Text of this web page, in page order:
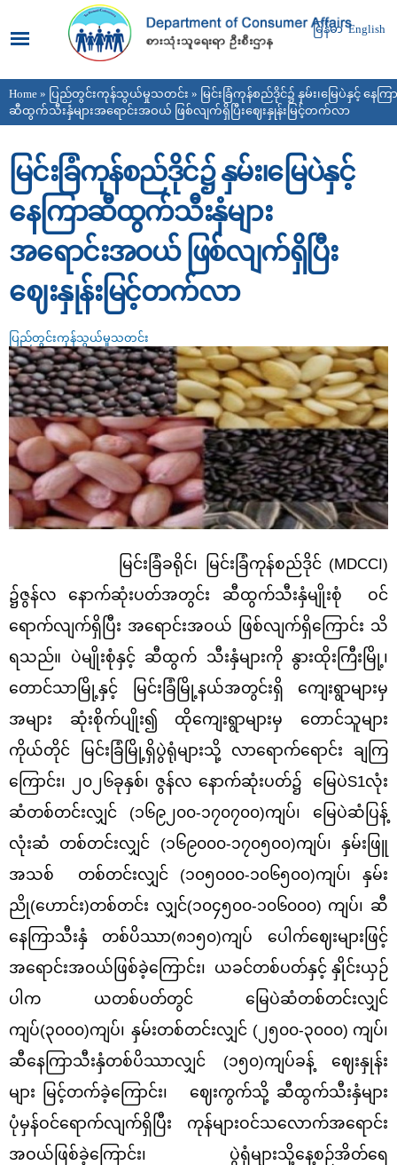
main
content
မြန်မာ English
You are here
Home » ပြည်တွင်းကုန်သွယ်မှုသတင်း » မြင်းခြံကုန်စည်ဒိုင်၌ နှမ်း၊မြေပဲနှင့် နေကြာ
ဆီထွက်သီးနှံများအရောင်းအဝယ် ဖြစ်လျက်ရှိပြီးဈေးနှုန်းမြင့်တက်လာ
မြင်းခြံကုန်စည်ဒိုင်၌ နှမ်း၊မြေပဲနှင့်
နေကြာဆီထွက်သီးနှံများ
အရောင်းအဝယ် ဖြစ်လျက်ရှိပြီး
ဈေးနှုန်းမြင့်တက်လာ
ပြည်တွင်းကုန်သွယ်မှုသတင်း
မြင်းခြံခရိုင်၊ မြင်းခြံကုန်စည်ဒိုင် (MDCCI)
၌ဇွန်လ
နောက်ဆုံးပတ်အတွင်း ဆီထွက်သီးနှံမျိုးစုံ ဝင်
ရောက်လျက်ရှိပြီး အရောင်းအဝယ် ဖြစ်လျက်ရှိကြောင်း သိ
ရသည်။ ပဲမျိုးစုံနှင့် ဆီထွက် သီးနှံများကို နွားထိုးကြီးမြို့၊
တောင်သာမြို့နှင့် မြင်းခြံမြို့နယ်အတွင်းရှိ ကျေးရွာများမှ
အများ ဆုံးစိုက်ပျိုး၍ ထိုကျေးရွာများမှ တောင်သူများ
ကိုယ်တိုင် မြင်းခြံမြို့ရှိပွဲရုံများသို့ လာရောက်ရောင်း ချကြ
ကြောင်း၊ ၂၀၂၆ခုနှစ်၊ ‌ဇွန်လ နောက်ဆုံးပတ်၌
မြေပဲS1လုံး
ဆံတစ်တင်းလျှင် (၁၆၉၂၀၀-၁၇၀၇၀၀)ကျပ်၊ မြေပဲဆံပြန့်
လုံးဆံ တစ်တင်းလျှင် (၁၆၉၀၀၀-၁၇၀၅၀၀)ကျပ်၊ နှမ်းဖြူ
အသစ် တစ်တင်းလျှင် (၁၀၅၀၀၀-၁၀၆၅၀၀)ကျပ်၊ နှမ်း
ညို(ဟောင်း)တစ်တင်း လျှင်(၁၀၄၅၀၀-၁၀၆၀၀၀) ကျပ်၊ ဆီ
နေကြာသီးနှံ
တစ်ပိဿာ(၈၁၅၀)ကျပ် ပေါက်ဈေးများဖြင့်
အရောင်းအဝယ်ဖြစ်ခဲ့ကြောင်း၊ ယခင်တစ်ပတ်နှင့် နှိုင်းယှဉ်
ပါက ယတစ်ပတ်တွင် မြေပဲဆံတစ်တင်းလျှင်
ကျပ်(၃၀၀၀)ကျပ်၊ နှမ်းတစ်တင်းလျှင် (၂၅၀၀-၃၀၀၀) ကျပ်၊
ဆီနေကြာသီးနှံတစ်ပိဿာလျှင် (၁၅၀)ကျပ်ခန့် ဈေးနှုန်း
များ မြင့်တက်ခဲ့ကြောင်း၊ ဈေးကွက်သို့ ဆီထွက်သီးနှံများ
ပုံမှန်ဝင်ရောက်လျက်ရှိပြီး ကုန်များဝင်သလောက်အရောင်း
အဝယ်ဖြစ်ခဲ့ကြောင်း၊ ပွဲရုံများသို့နေ့စဉ်အိတ်ရေ